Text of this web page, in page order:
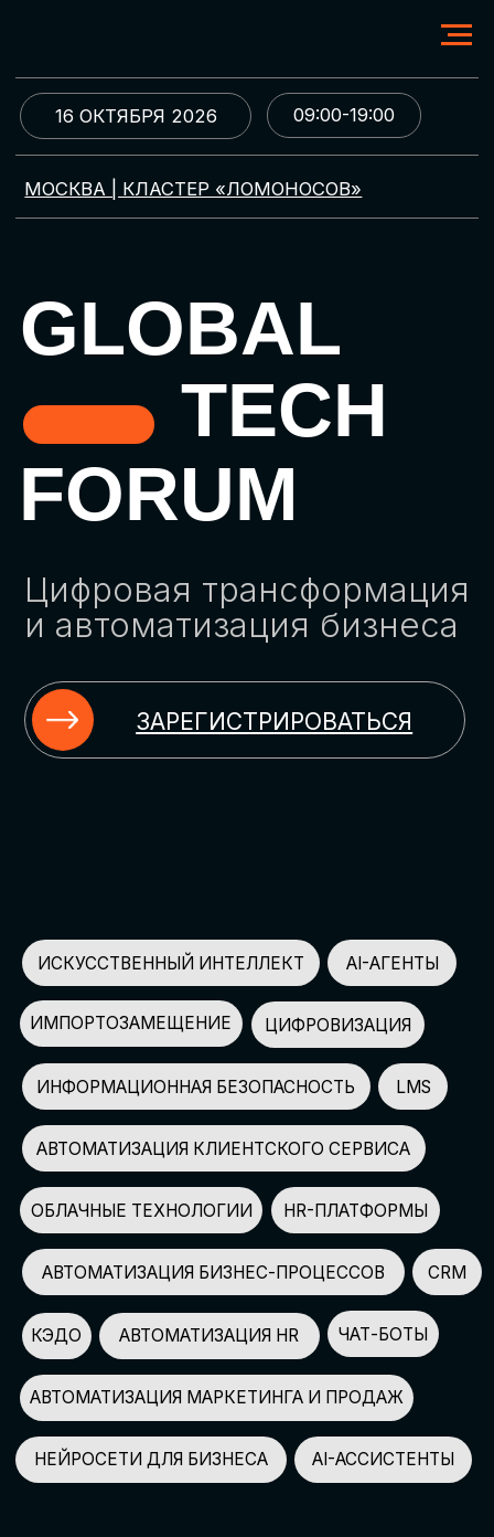
МОСКВА | КЛАСТЕР «ЛОМОНОСОВ»
GLOBAL
TECH
FORUM
Цифровая трансформация
и автоматизация бизнеса
ЗАРЕГИСТРИРОВАТЬСЯ
09:00-19:00
16 ОКТЯБРЯ 2026
ИСКУССТВЕННЫЙ ИНТЕЛЛЕКТ
НЕЙРОСЕТИ ДЛЯ БИЗНЕСА
КЭДО
ЦИФРОВИЗАЦИЯ
АВТОМАТИЗАЦИЯ HR
АВТОМАТИЗАЦИЯ МАРКЕТИНГА И ПРОДАЖ
AI-АССИСТЕНТЫ
ЧАТ-БОТЫ
ИМПОРТОЗАМЕЩЕНИЕ
СПИКЕРОВ
150+
ПАРТНЕРОВ
100+
УЧАСТНИКОВ
2500+
GLOBAL TECH FORUM –